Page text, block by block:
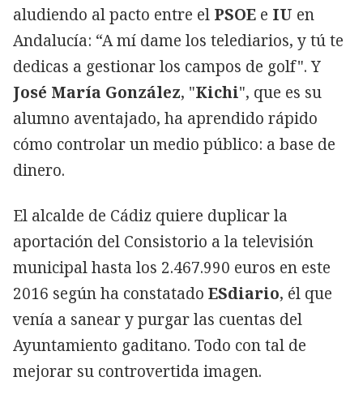
aludiendo al pacto entre el PSOE e IU en
Andalucía: “A mí dame los telediarios, y tú te
dedicas a gestionar los campos de golf". Y
José María González, "Kichi", que es su
alumno aventajado, ha aprendido rápido
cómo controlar un medio público: a base de
dinero.
El alcalde de Cádiz quiere duplicar la
aportación del Consistorio a la televisión
municipal hasta los 2.467.990 euros en este
2016 según ha constatado ESdiario, él que
venía a sanear y purgar las cuentas del
Ayuntamiento gaditano. Todo con tal de
mejorar su controvertida imagen.